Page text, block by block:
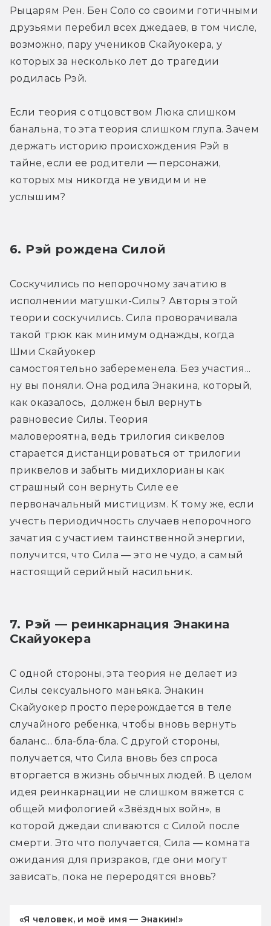
Рыцарям Рен. Бен Соло со своими готичными
друзьями перебил всех джедаев, в том числе,
возможно, пару учеников Скайуокера, у
которых за несколько лет до трагедии
родилась Рэй.
Если теория с отцовством Люка слишком
банальна, то эта теория слишком глупа. Зачем
держать историю происхождения Рэй в
тайне, если ее родители — персонажи,
которых мы никогда не увидим и не
услышим?
6. Рэй рождена Силой
Соскучились по непорочному зачатию в
исполнении матушки-Силы? Авторы этой
теории соскучились. Сила проворачивала
такой трюк как минимум однажды, когда
Шми Скайуокер
самостоятельно забеременела. Без участия...
ну вы поняли. Она родила Энакина, который,
как оказалось,  должен был вернуть
равновесие Силы. Теория
маловероятна, ведь трилогия сиквелов
старается дистанцироваться от трилогии
приквелов и забыть мидихлорианы как
страшный сон вернуть Силе ее
первоначальный мистицизм. К тому же, если
учесть периодичность случаев непорочного
зачатия с участием таинственной энергии,
получится, что Сила — это не чудо, а самый
настоящий серийный насильник.
7. Рэй — реинкарнация Энакина
Скайуокера
С одной стороны, эта теория не делает из
Силы сексуального маньяка. Энакин
Скайуокер просто перерождается в теле
случайного ребенка, чтобы вновь вернуть
баланс... бла-бла-бла. С другой стороны,
получается, что Сила вновь без спроса
вторгается в жизнь обычных людей. В целом
идея реинкарнации не слишком вяжется с
общей мифологией «Звёздных войн», в
которой джедаи сливаются с Силой после
смерти. Это что получается, Сила — комната
ожидания для призраков, где они могут
зависать, пока не переродятся вновь?
«Я человек, и моё имя — Энакин!»